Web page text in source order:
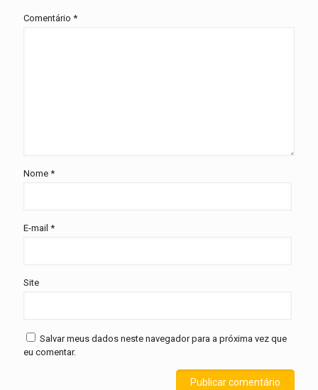
Comentário *
Nome *
E-mail *
Site
Salvar meus dados neste navegador para a próxima vez que
eu comentar.